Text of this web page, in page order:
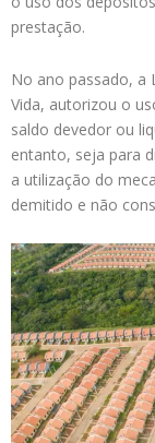
prestação.
No ano passado, a
Vida, autorizou o
saldo devedor ou
entanto, seja para
a utilização do
demitido e não